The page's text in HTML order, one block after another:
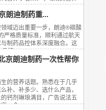
。...
朗迪制药重...
域迈出重要一步，朗迪®碳酸
严格质量标准，顺利通过航天
制药品控体系深度融合。这
品牌...
京朗迪制药一次性帮你
的营养话题。熟悉在于几乎
补、补多少、选什么产品，
钙剂琳琅满目，广告说法五
。今...